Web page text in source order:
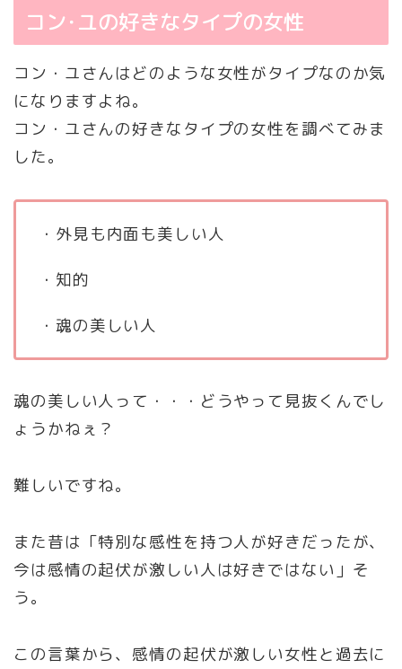
コン･ユの好きなタイプの女性
コン・ユさんはどのような女性がタイプなのか気
になりますよね。
コン・ユさんの好きなタイプの女性を調べてみま
した。
・外見も内面も美しい人
・知的
・魂の美しい人
魂の美しい人って・・・どうやって見抜くんでし
ょうかねぇ？
難しいですね。
また昔は「特別な感性を持つ人が好きだったが、
今は感情の起伏が激しい人は好きではない」そ
う。
この言葉から、感情の起伏が激しい女性と過去に